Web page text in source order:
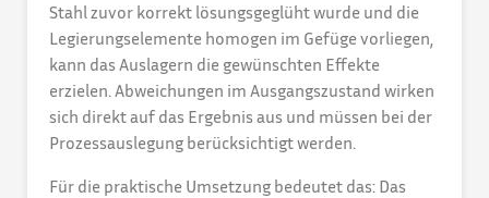
Stahl zuvor korrekt lösungsgeglüht wurde und die
Legierungselemente homogen im Gefüge vorliegen,
kann das Auslagern die gewünschten Effekte
erzielen. Abweichungen im Ausgangszustand wirken
sich direkt auf das Ergebnis aus und müssen bei der
Prozessauslegung berücksichtigt werden.
Für die praktische Umsetzung bedeutet das: Das